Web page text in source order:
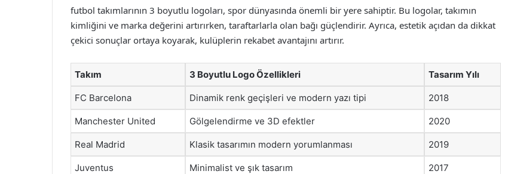
futbol takımlarının 3 boyutlu logoları, spor dünyasında önemli bir yere sahiptir. Bu logolar, takımın
kimliğini ve marka değerini artırırken, taraftarlarla olan bağı güçlendirir. Ayrıca, estetik açıdan da dikkat
çekici sonuçlar ortaya koyarak, kulüplerin rekabet avantajını artırır.
Takım 3 Boyutlu Logo Özellikleri Tasarım Yılı
FC Barcelona Dinamik renk geçişleri ve modern yazı tipi 2018
Manchester United Gölgelendirme ve 3D efektler 2020
Real Madrid Klasik tasarımın modern yorumlanması 2019
Juventus Minimalist ve şık tasarım 2017